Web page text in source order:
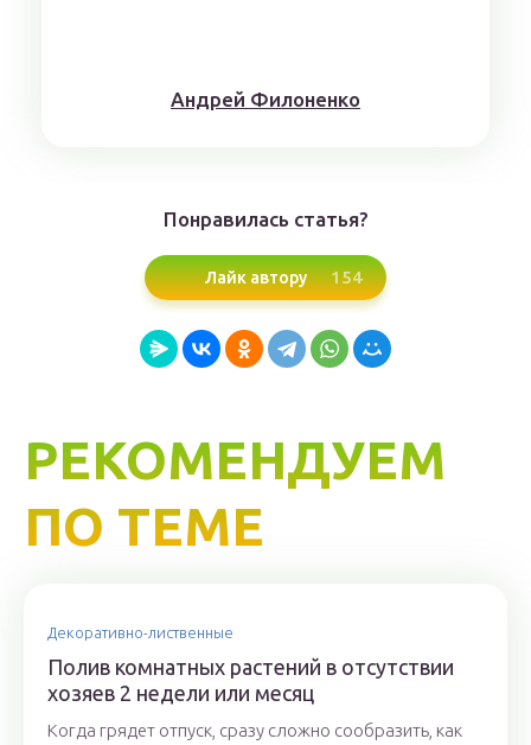
Aндрeй Филoнeнкo
Понравилась статья?
Лайк автору 154
РЕКОМЕНДУЕМ
ПО ТЕМЕ
Декоративно-лиственные
Полив комнатных растений в отсутствии
хозяев 2 недели или месяц
Когда грядет отпуск, сразу сложно сообразить, как